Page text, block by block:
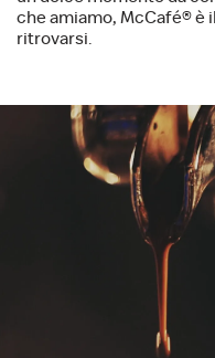
che amiamo, McCafé® è
ritrovarsi.